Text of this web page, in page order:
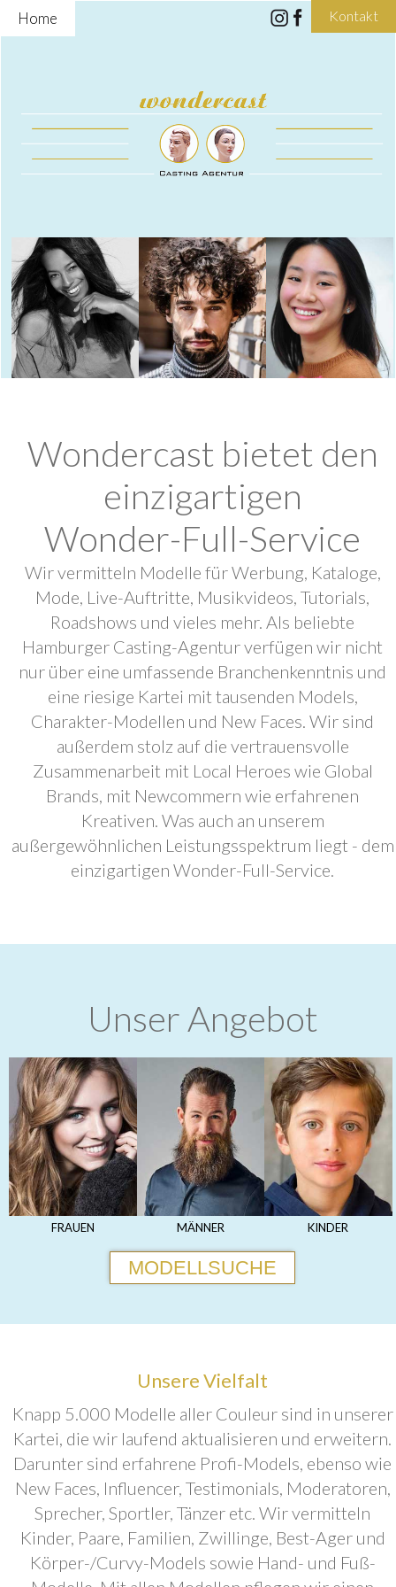
Home Kontakt
Wondercast bietet den
einzigartigen
Wonder-Full-Service
Wir vermitteln Modelle für Werbung, Kataloge,
Mode, Live-Auftritte, Musikvideos, Tutorials,
Roadshows und vieles mehr. Als beliebte
Hamburger Casting-Agentur verfügen wir nicht
nur über eine umfassende Branchenkenntnis und
eine riesige Kartei mit tausenden Models,
Charakter-Modellen und New Faces. Wir sind
außerdem stolz auf die vertrauensvolle
Zusammenarbeit mit Local Heroes wie Global
Brands, mit Newcommern wie erfahrenen
Kreativen. Was auch an unserem
außergewöhnlichen Leistungsspektrum liegt - dem
einzigartigen Wonder-Full-Service.
Unser Angebot
FRAUEN MÄNNER KINDER
MODELLSUCHE
Unsere Vielfalt
Knapp 5.000 Modelle aller Couleur sind in unserer
Kartei, die wir laufend aktualisieren und erweitern.
Darunter sind erfahrene Profi-Models, ebenso wie
New Faces, Influencer, Testimonials, Moderatoren,
Sprecher, Sportler, Tänzer etc. Wir vermitteln
Kinder, Paare, Familien, Zwillinge, Best-Ager und
Körper-/Curvy-Models sowie Hand- und Fuß-